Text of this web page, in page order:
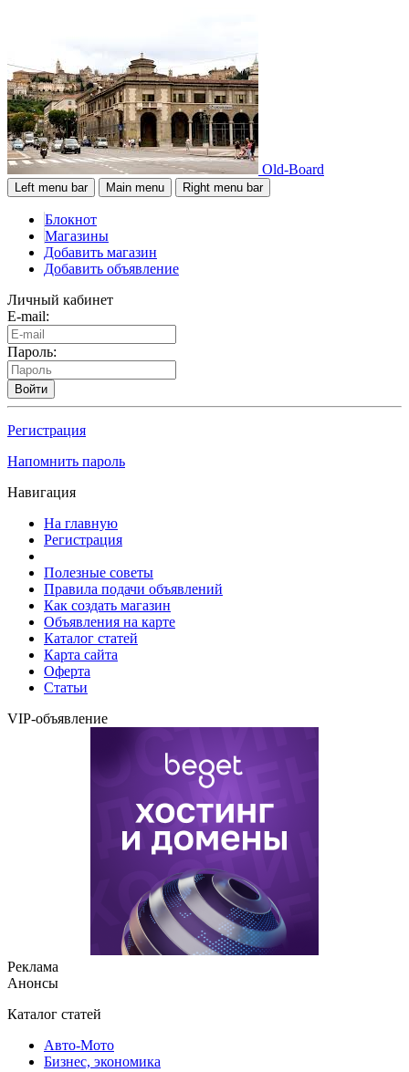
Old-Board
Left menu bar Main menu Right menu bar
Блокнот
Магазины
Добавить магазин
Добавить объявление
Личный кабинет
E-mail:
Пароль:
Войти
Регистрация
Напомнить пароль
Навигация
На главную
Регистрация
Полезные советы
Правила подачи объявлений
Как создать магазин
Объявления на карте
Каталог статей
Карта сайта
Оферта
Статьи
VIP-объявление
Реклама
Анонсы
Каталог статей
Авто-Мото
Бизнес, экономика